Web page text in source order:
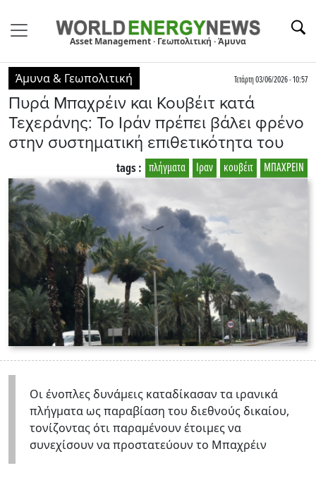
Asset Management · Γεωπολιτική · Άμυνα
Άμυνα & Γεωπολιτική Τετάρτη 03/06/2026 - 10:57
Πυρά Μπαχρέιν και Κουβέιτ κατά
Τεχεράνης: Το Ιράν πρέπει βάλει φρένο
στην συστηματική επιθετικότητα του
ΜΠΑΧΡΕΙΝ
κουβέιτ
Ιραν
πλήγματα
tags :
Οι ένοπλες δυνάμεις καταδίκασαν τα ιρανικά
πλήγματα ως παραβίαση του διεθνούς δικαίου,
τονίζοντας ότι παραμένουν έτοιμες να
συνεχίσουν να προστατεύουν το Μπαχρέιν